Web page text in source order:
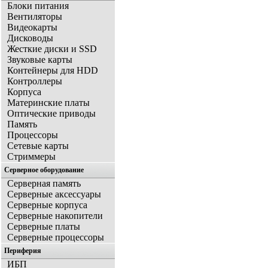
Блоки питания
Вентиляторы
Видеокарты
Дисководы
Жесткие диски и SSD
Звуковые карты
Контейнеры для HDD
Контроллеры
Корпуса
Материнские платы
Оптические приводы
Память
Процессоры
Сетевые карты
Стриммеры
Серверное оборудование
Серверная память
Серверные аксессуары
Серверные корпуса
Серверные накопители
Серверные платы
Серверные процессоры
Периферия
ИБП